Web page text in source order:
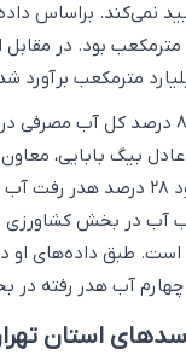
نمی‌کند. براساس
این داده‌ها نشان می‌دهد، حدود
عادل بیگ بابایی،
وزارت علوم که اعلام کرده
آب هدر رفته